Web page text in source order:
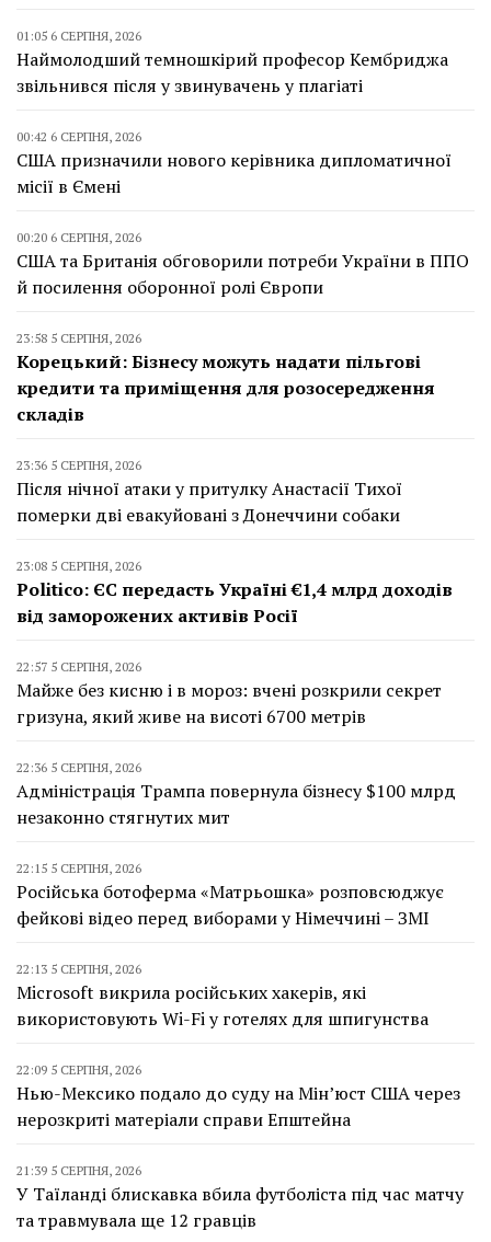
01:05 6 СЕРПНЯ, 2026
Наймолодший темношкірий професор Кембриджа
звільнився після у звинувачень у плагіаті
00:42 6 СЕРПНЯ, 2026
США призначили нового керівника дипломатичної
місії в Ємені
00:20 6 СЕРПНЯ, 2026
США та Британія обговорили потреби України в ППО
й посилення оборонної ролі Європи
23:58 5 СЕРПНЯ, 2026
Корецький: Бізнесу можуть надати пільгові
кредити та приміщення для розосередження
складів
23:36 5 СЕРПНЯ, 2026
Після нічної атаки у притулку Анастасії Тихої
померки дві евакуйовані з Донеччини собаки
23:08 5 СЕРПНЯ, 2026
Politico: ЄС передасть Україні €1,4 млрд доходів
від заморожених активів Росії
22:57 5 СЕРПНЯ, 2026
Майже без кисню і в мороз: вчені розкрили секрет
гризуна, який живе на висоті 6700 метрів
22:36 5 СЕРПНЯ, 2026
Адміністрація Трампа повернула бізнесу $100 млрд
незаконно стягнутих мит
22:15 5 СЕРПНЯ, 2026
Російська ботоферма «Матрьошка» розповсюджує
фейкові відео перед виборами у Німеччині – ЗМІ
22:13 5 СЕРПНЯ, 2026
Microsoft викрила російських хакерів, які
використовують Wi-Fi у готелях для шпигунства
22:09 5 СЕРПНЯ, 2026
Нью-Мексико подало до суду на Мін’юст США через
нерозкриті матеріали справи Епштейна
21:39 5 СЕРПНЯ, 2026
У Таїланді блискавка вбила футболіста під час матчу
та травмувала ще 12 гравців